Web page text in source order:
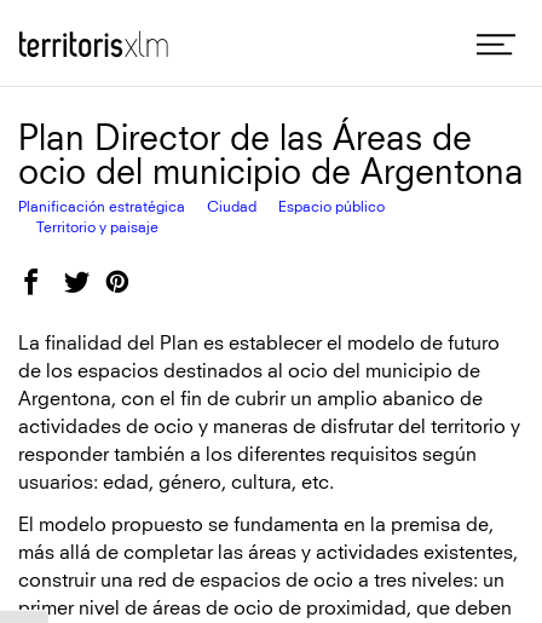
al
Territoris XLM
Plan Director de las Áreas de
ocio del municipio de Argentona
Planificación estratégica Ciudad
Espacio público
Territorio y paisaje
La finalidad del Plan es establecer el modelo de futuro
de los espacios destinados al ocio del municipio de
Argentona, con el fin de cubrir un amplio abanico de
actividades de ocio y maneras de disfrutar del territorio y
responder también a los diferentes requisitos según
usuarios: edad, género, cultura, etc.
El modelo propuesto se fundamenta en la premisa de,
más allá de completar las áreas y actividades existentes,
construir una red de espacios de ocio a tres niveles: un
primer nivel de áreas de ocio de proximidad, que deben